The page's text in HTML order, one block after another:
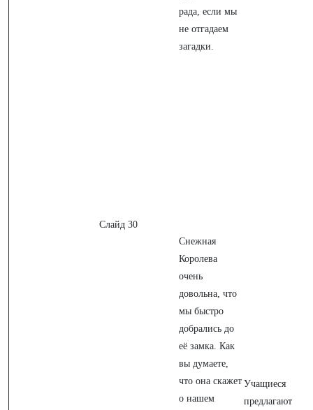
рада, если мы
не отгадаем
загадки.
Слайд 30
Снежная
Королева
очень
довольна, что
мы быстро
добрались до
её замка. Как
вы думаете,
что она скажет
о нашем
Учащиеся
предлагают